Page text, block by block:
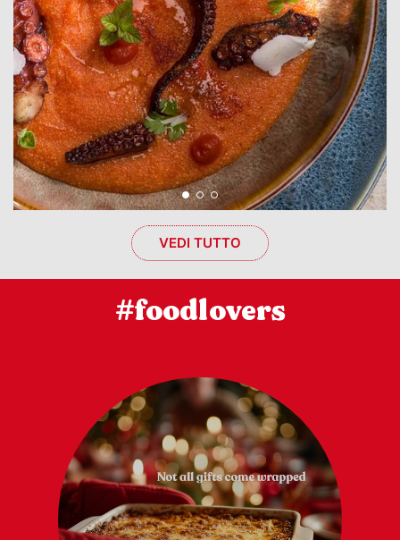
VEDI TUTTO
#foodlovers